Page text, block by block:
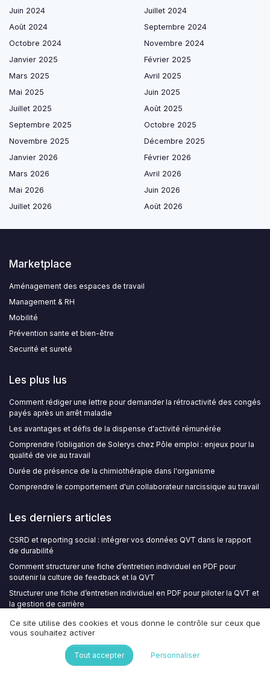
Juin 2024
Juillet 2024
Août 2024
Septembre 2024
Octobre 2024
Novembre 2024
Janvier 2025
Février 2025
Mars 2025
Avril 2025
Mai 2025
Juin 2025
Juillet 2025
Août 2025
Septembre 2025
Octobre 2025
Novembre 2025
Décembre 2025
Janvier 2026
Février 2026
Mars 2026
Avril 2026
Mai 2026
Juin 2026
Juillet 2026
Août 2026
Marketplace
Aménagement des espaces de travail
Management & RH
Mobilité
Prévention sante et bien-être
Securité et sureté
Les plus lus
Comment rédiger une lettre pour demander la rétroactivité des congés
payés après un arrêt maladie
Les avantages et défis de la dispense d'activité rémunérée
Comprendre l’obligation de Solerys chez Pôle emploi : enjeux pour la
qualité de vie au travail
Durée de présence de la chimiothérapie dans l'organisme
Comprendre le comportement d'un collaborateur narcissique au travail
Les derniers articles
CSRD et reporting social : intégrer vos données QVT dans le rapport
de durabilité
Comment structurer une fiche d’entretien individuel en PDF pour
soutenir la culture de feedback et la QVT
Structurer une fiche d’entretien individuel en PDF pour piloter la QVT et
la gestion de carrière
Comment utiliser la matrice d Eisenhower en PDF pour structurer la
QVT et le développement personnel
Intempéries au travail : les aménagements simples qui facilitent
vraiment le quotidien
Ce site utilise des cookies et vous donne le contrôle sur ceux que
vous souhaitez activer
Tout accepter Personnaliser